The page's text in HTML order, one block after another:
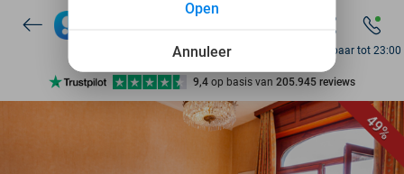
7 dagen per week beschikbaar
10+ miljoen leden
9,4 op basis van 205.945 reviews
Ontdek 15.000+ deals
7 dagen per week beschikbaar
Bereikbaar tot 23:00
49%
Annuleer
Open